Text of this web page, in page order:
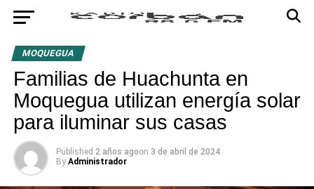
MOQUEGUA
Familias de Huachunta en
Moquegua utilizan energía solar
para iluminar sus casas
Published 2 años agoon 3 de abril de 2024
By Administrador